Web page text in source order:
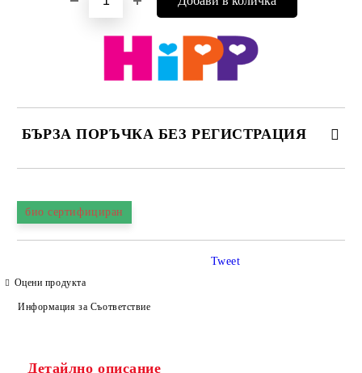
БЪРЗА ПОРЪЧКА БЕЗ РЕГИСТРАЦИЯ
био сертифициран
Оцени продукта
Информация за Съответствие
Tweet
Детайлно описание